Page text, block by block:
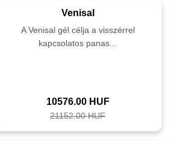
Venisal
A Venisal gél célja a visszérrel
kapcsolatos panas...
10576.00 HUF
21152.00 HUF